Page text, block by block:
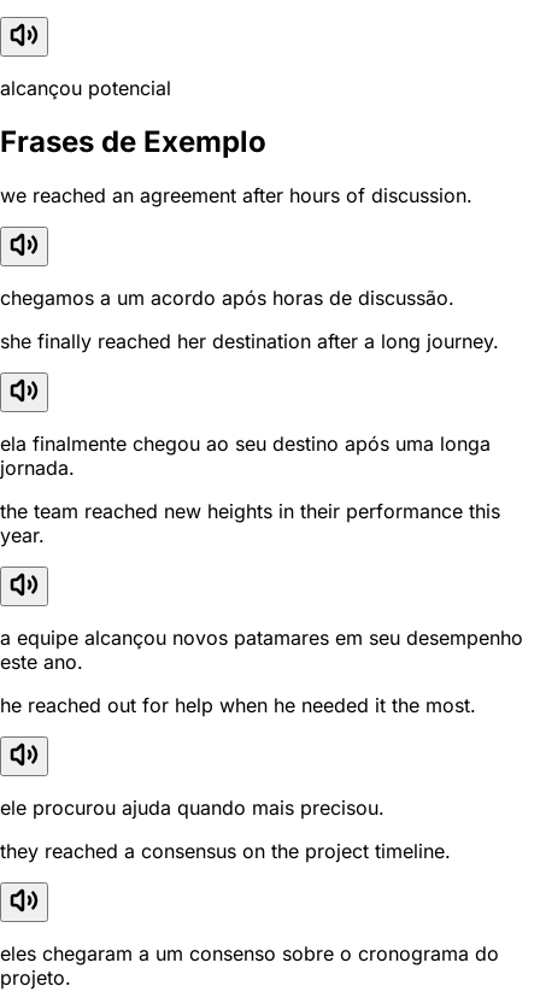
alcançou potencial
Frases de Exemplo
we reached an agreement after hours of discussion.
chegamos a um acordo após horas de discussão.
she finally reached her destination after a long journey.
ela finalmente chegou ao seu destino após uma longa
jornada.
the team reached new heights in their performance this
year.
a equipe alcançou novos patamares em seu desempenho
este ano.
he reached out for help when he needed it the most.
ele procurou ajuda quando mais precisou.
they reached a consensus on the project timeline.
eles chegaram a um consenso sobre o cronograma do
projeto.